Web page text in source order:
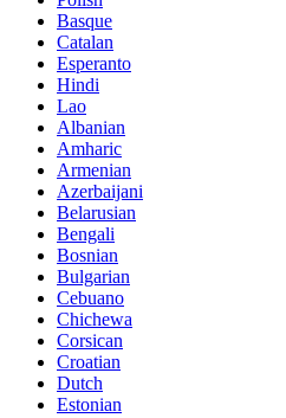
Basque
Catalan
Esperanto
Hindi
Lao
Albanian
Amharic
Armenian
Azerbaijani
Belarusian
Bengali
Bosnian
Bulgarian
Cebuano
Chichewa
Corsican
Croatian
Dutch
Estonian